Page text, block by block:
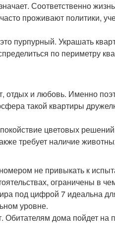
Соответственно
проживают политики,
пурпурный. Украшать
по периметру
отдых и любовь. Именно
такой квартиры
цветовых
требует наличие
не привыкать к
ограничены в
под цифрой 7 идеальна
уровне.
дома пойдет на